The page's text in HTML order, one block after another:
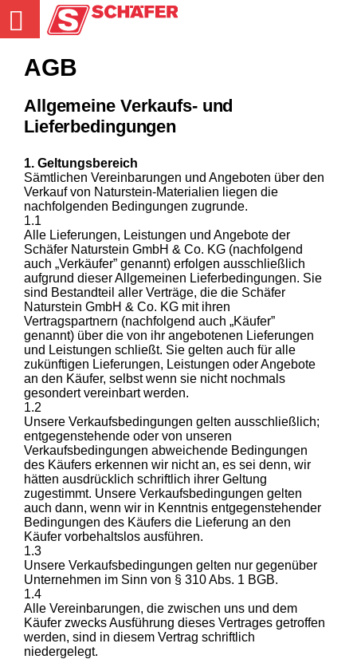
Natursteine und Deponie in Sindelfingen-Darmsheim
Unternehmensgruppe
Schäfer Naturstein
Schäfer Deponie
Neuigkeiten
Downloads
AGB
Allgemeine Verkaufs- und
Lieferbedingungen
1. Geltungsbereich
Sämtlichen Vereinbarungen und Angeboten über den
Verkauf von Naturstein-Materialien liegen die
nachfolgenden Bedingungen zugrunde.
1.1
Alle Lieferungen, Leistungen und Angebote der
Schäfer Naturstein GmbH & Co. KG (nachfolgend
auch „Verkäufer” genannt) erfolgen ausschließlich
aufgrund dieser Allgemeinen Lieferbedingungen. Sie
sind Bestandteil aller Verträge, die die Schäfer
Naturstein GmbH & Co. KG mit ihren
Vertragspartnern (nachfolgend auch „Käufer”
genannt) über die von ihr angebotenen Lieferungen
und Leistungen schließt. Sie gelten auch für alle
zukünftigen Lieferungen, Leistungen oder Angebote
an den Käufer, selbst wenn sie nicht nochmals
gesondert vereinbart werden.
1.2
Unsere Verkaufsbedingungen gelten ausschließlich;
entgegenstehende oder von unseren
Verkaufsbedingungen abweichende Bedingungen
des Käufers erkennen wir nicht an, es sei denn, wir
hätten ausdrücklich schriftlich ihrer Geltung
zugestimmt. Unsere Verkaufsbedingungen gelten
auch dann, wenn wir in Kenntnis entgegenstehender
Bedingungen des Käufers die Lieferung an den
Käufer vorbehaltslos ausführen.
1.3
Unsere Verkaufsbedingungen gelten nur gegenüber
Unternehmen im Sinn von § 310 Abs. 1 BGB.
1.4
Alle Vereinbarungen, die zwischen uns und dem
Käufer zwecks Ausführung dieses Vertrages getroffen
werden, sind in diesem Vertrag schriftlich
niedergelegt.